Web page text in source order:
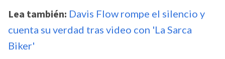
Lea también: Davis Flow rompe el silencio y
cuenta su verdad tras video con 'La Sarca
Biker'